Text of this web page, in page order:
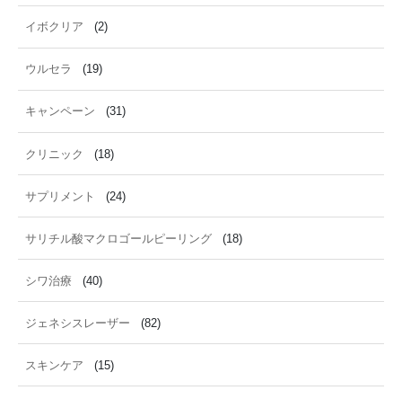
イボクリア (2)
ウルセラ (19)
キャンペーン (31)
クリニック (18)
サプリメント (24)
サリチル酸マクロゴールピーリング (18)
シワ治療 (40)
ジェネシスレーザー (82)
スキンケア (15)